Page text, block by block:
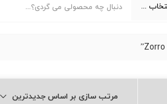
یک دسته‌بندی انتخاب کنید
مرتب سازی بر اساس جدیدترین